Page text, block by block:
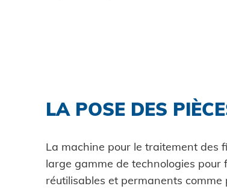
LA POSE DES
La machine pour le traitement des
large gamme de technologies pour
réutilisables et permanents